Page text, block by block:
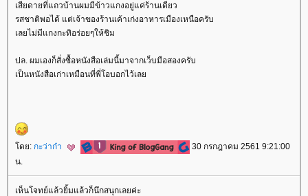
เสียดายที่แถวบ้านผมมีข้าวแกงอยู่แค่ร้านเดียว
รสชาติพอได้ แต่เจ้าของร้านเค้าเก่งอาหารเมืองเหนือครับ
เลยไม่มีแกงกะทิอร่อยๆให้ชิม
ปล. ผมเองก็สั่งซื้อหนังสือเล่มนี้มาจากเว็บมือสองครับ
เป็นหนังสือเก่าเหมือนที่พี่โอบอกไว้เล
ดย: กะว่าก๋า
30 กรกฎาคม 2561 9:21:00
น.
เห็นโจทย์แล้วยิ้มแล้วก็นึกสนุกเลยค่ะ